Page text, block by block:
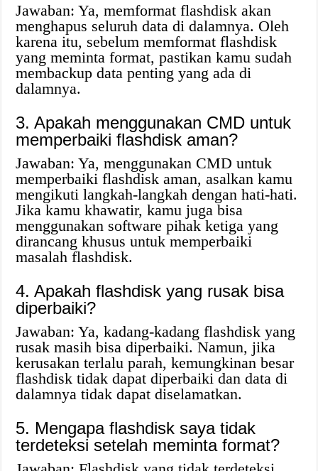
Jawaban: Ya, memformat flashdisk akan
menghapus seluruh data di dalamnya. Oleh
karena itu, sebelum memformat flashdisk
yang meminta format, pastikan kamu sudah
membackup data penting yang ada di
dalamnya.
3. Apakah menggunakan CMD untuk
memperbaiki flashdisk aman?
Jawaban: Ya, menggunakan CMD untuk
memperbaiki flashdisk aman, asalkan kamu
mengikuti langkah-langkah dengan hati-hati.
Jika kamu khawatir, kamu juga bisa
menggunakan software pihak ketiga yang
dirancang khusus untuk memperbaiki
masalah flashdisk.
4. Apakah flashdisk yang rusak bisa
diperbaiki?
Jawaban: Ya, kadang-kadang flashdisk yang
rusak masih bisa diperbaiki. Namun, jika
kerusakan terlalu parah, kemungkinan besar
flashdisk tidak dapat diperbaiki dan data di
dalamnya tidak dapat diselamatkan.
5. Mengapa flashdisk saya tidak
terdeteksi setelah meminta format?